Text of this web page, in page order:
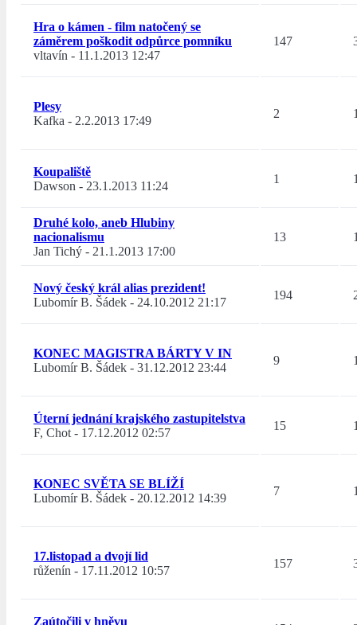
Hra o kámen - film natočený se
záměrem poškodit odpůrce pomníku
vltavín - 11.1.2013 12:47
147
Plesy
Kafka - 2.2.2013 17:49
2
Koupaliště
Dawson - 23.1.2013 11:24
1
Druhé kolo, aneb Hlubiny
nacionalismu
Jan Tichý - 21.1.2013 17:00
13
Nový český král alias prezident!
Lubomír B. Šádek - 24.10.2012 21:17
194
KONEC MAGISTRA BÁRTY V IN
Lubomír B. Šádek - 31.12.2012 23:44
9
Úterní jednání krajského zastupitelstva
F, Chot- 17.12.2012 02:57
15
KONEC SVĚTA SE BLÍŽÍ
Lubomír B. Šádek - 20.12.2012 14:39
7
17.listopad a dvojí lid
růženín - 17.11.2012 10:57
157
Zaútočili v hněvu